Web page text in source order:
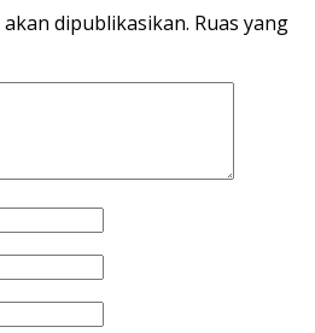
dipublikasikan. Ruas yang